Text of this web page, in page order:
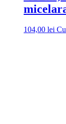
104,00 lei